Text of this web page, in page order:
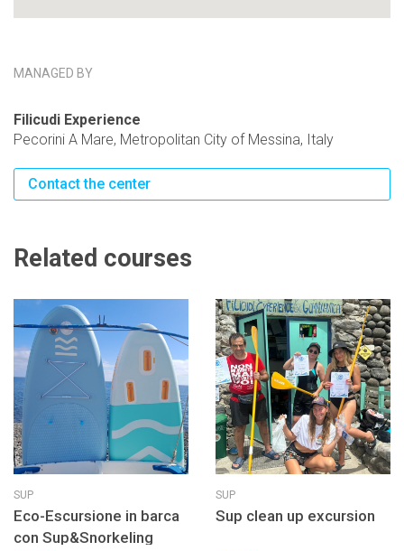
MANAGED BY
Filicudi Experience
Pecorini A Mare, Metropolitan City of Messina, Italy
Contact the center
Related courses
SUP
Eco-Escursione in barca
con Sup&Snorkeling
SUP
Sup clean up excursion